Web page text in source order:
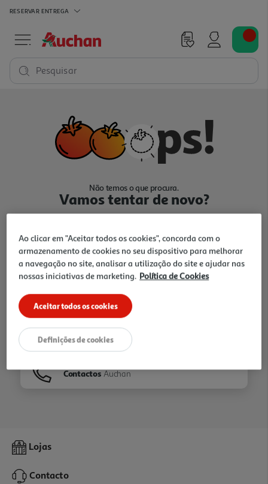
RESERVAR ENTREGA
Pesquisar
Não temos o que procura.
Vamos tentar de novo?
Ir para Homepage
Folhetos
Contactos Auchan
Lojas
Contacto
Ao clicar em "Aceitar todos os cookies", concorda com o
armazenamento de cookies no seu dispositivo para melhorar
a navegação no site, analisar a utilização do site e ajudar nas
nossas iniciativas de marketing. Política de Cookies
Aceitar todos os cookies
Definições de cookies